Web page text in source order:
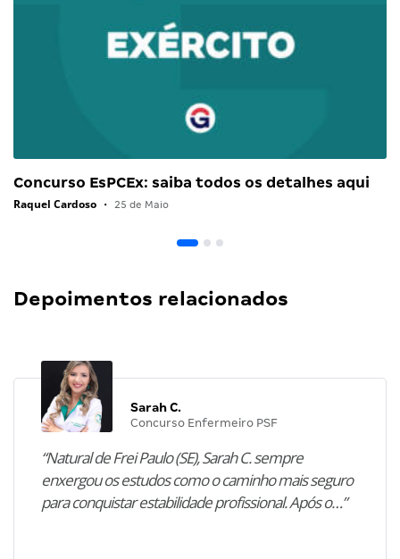
Concurso EsPCEx: saiba todos os detalhes aqui
Raquel Cardoso • 25 de Maio
Depoimentos relacionados
Sarah C.
Concurso Enfermeiro PSF
“Natural de Frei Paulo (SE), Sarah C. sempre
enxergou os estudos como o caminho mais seguro
para conquistar estabilidade profissional. Após o…”